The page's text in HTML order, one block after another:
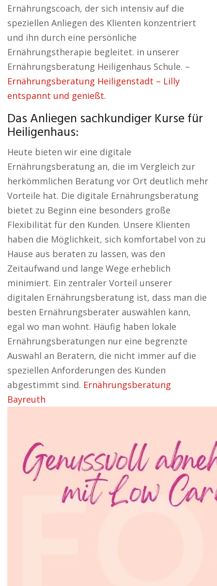
Ernährungscoach, der sich intensiv auf die
speziellen Anliegen des Klienten konzentriert
und ihn durch eine persönliche
Ernährungstherapie begleitet. in unserer
Ernährungsberatung Heiligenhaus Schule. –
Ernährungsberatung Heiligenstadt – Lilly
entspannt und genießt.
Das Anliegen sachkundiger Kurse für
Heiligenhaus:
Heute bieten wir eine digitale
Ernährungsberatung an, die im Vergleich zur
herkömmlichen Beratung vor Ort deutlich mehr
Vorteile hat. Die digitale Ernährungsberatung
bietet zu Beginn eine besonders große
Flexibilität für den Kunden. Unsere Klienten
haben die Möglichkeit, sich komfortabel von zu
Hause aus beraten zu lassen, was den
Zeitaufwand und lange Wege erheblich
minimiert. Ein zentraler Vorteil unserer
digitalen Ernährungsberatung ist, dass man die
besten Ernährungsberater auswählen kann,
egal wo man wohnt. Häufig haben lokale
Ernährungsberatungen nur eine begrenzte
Auswahl an Beratern, die nicht immer auf die
speziellen Anforderungen des Kunden
abgestimmt sind. Ernährungsberatung
Bayreuth